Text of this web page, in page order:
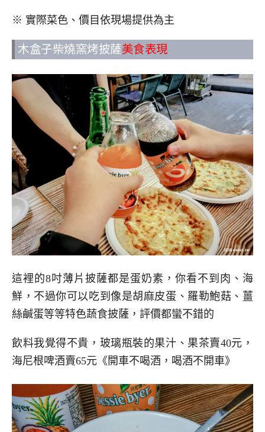
※ 實際菜色、價目依現場提供為主
木盒子柴燒窯烤披薩美食表現
這裡的8吋薄片披薩都是蛋奶素，你看不到肉、海
鮮，不過你可以吃到像是胡麻皮蛋、羅勒鮑菇、薑
絲鹹蛋等等特色蔬食披薩，評價都蠻不錯的
飲料我覺得不貴，玻璃瓶裝的果汁、果茶賣40元，
海尼根啤酒賣65元《開車不喝酒，喝酒不開車》